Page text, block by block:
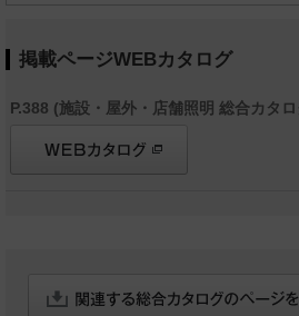
掲載ページWEBカタログ
P.388 (施設・屋外・店舗照明 総合カタ